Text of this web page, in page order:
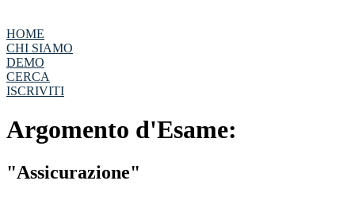
HOME
CHI SIAMO
DEMO
CERCA
ISCRIVITI
Argomento d'Esame:
"Assicurazione"